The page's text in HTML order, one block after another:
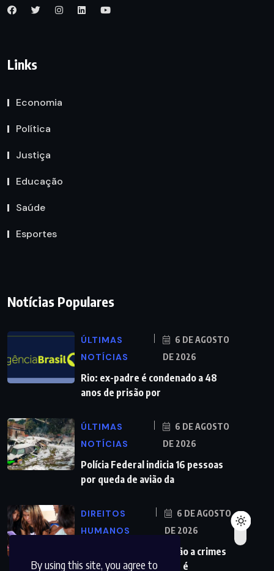
By using this site, you agree to
Links
Economia
Política
Justiça
Educação
Saúde
Esportes
Notícias Populares
ÚLTIMAS
NOTÍCIAS
6 DE AGOSTO
DE 2026
Rio: ex-padre é condenado a 48
anos de prisão por
ÚLTIMAS
NOTÍCIAS
6 DE AGOSTO
DE 2026
Polícia Federal indicia 16 pessoas
por queda de avião da
DIREITOS
HUMANOS
6 DE AGOSTO
DE 2026
Lei que aumenta punição a crimes
digitais contra crianças é